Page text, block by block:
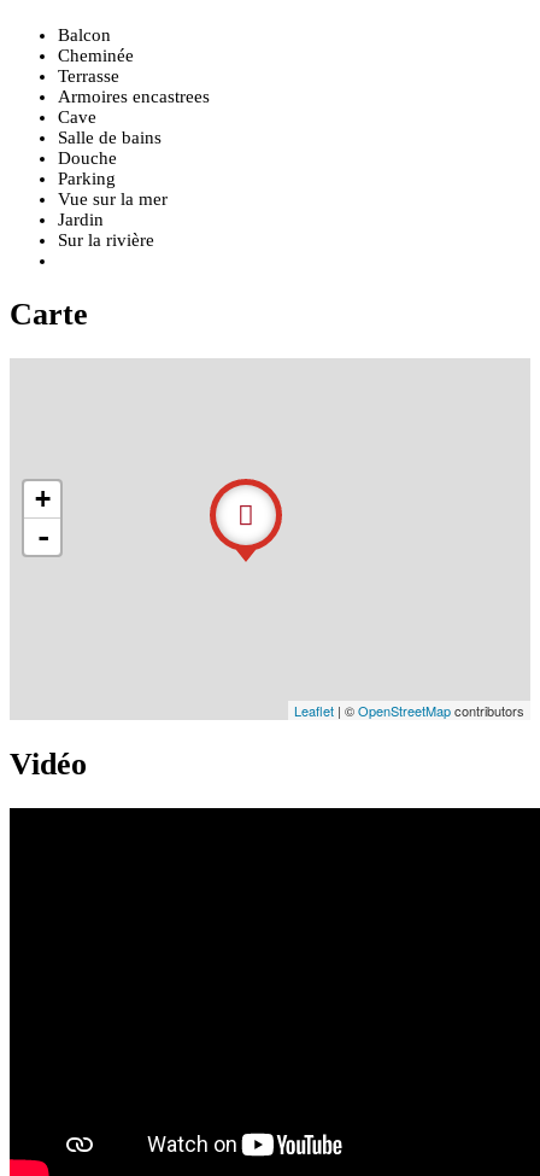
Balcon
Cheminée
Terrasse
Armoires encastrees
Cave
Salle de bains
Douche
Parking
Vue sur la mer
Jardin
Sur la rivière
Carte
+
-
Leaflet | ©OpenStreetMapcontributors
Vidéo